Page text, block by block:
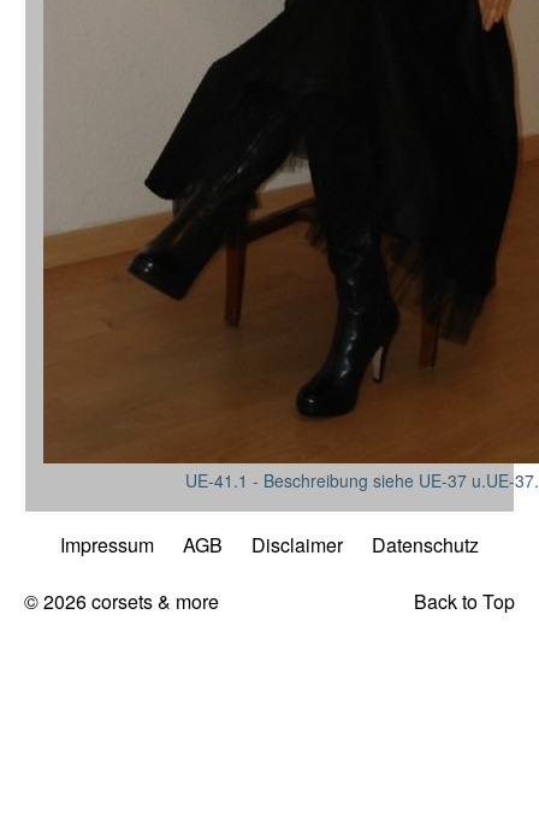
UE-41.1 - Beschreibung siehe UE-37 u.UE-
Impressum AGB Disclaimer Datenschutz
Back to Top
© 2026 corsets & more